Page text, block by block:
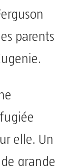
parents
elle. Un
grande